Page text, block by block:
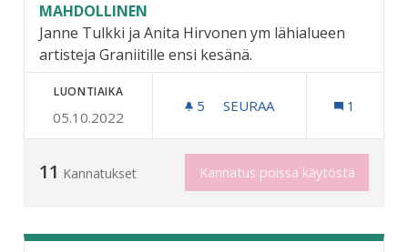
MAHDOLLINEN
Janne Tulkki ja Anita Hirvonen ym lähialueen
artisteja Graniitille ensi kesänä.
LUONTIAIKA
05.10.2022
5 5 SEURAAJAA
SEURAA 1
11 Kannatukset Kannatus poissa käytöstä